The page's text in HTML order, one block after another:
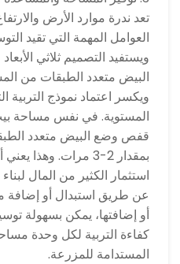
تعد ندرة موارد الأرض
العوامل المهمة التي تقيد
ويستفيد التصميم ثلاثي
البيض متعدد الطبقات من
ويكسر اعتماد نموذج التربية
المستوية. في نفس مساحة
قفص وضع البيض متعدد
بمقدار 2-3 مرات.
استثمار الكثير من المال
عن طريق استبدال أو إضافة
أو إضافتها، يمكن بسهولة
كفاءة التربية لكل وحدة
المستدامة للمزرعة.